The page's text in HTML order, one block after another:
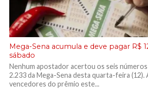
Mega-Sena acumula e deve pagar R$
sábado
Nenhum apostador acertou os seis
2.233 da Mega-Sena desta quarta-feira (12).
vencedores do prêmio este...